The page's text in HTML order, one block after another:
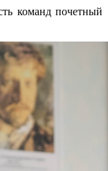
команд почетный